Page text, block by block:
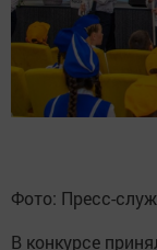
Фото: Пресс-
В конкурсе